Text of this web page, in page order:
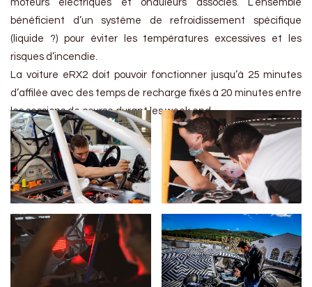
moteurs électriques et onduleurs associés. L’ensemble
bénéficient d’un système de refroidissement spécifique
(liquide ?) pour éviter les températures excessives et les
risques d’incendie.
La voiture eRX2 doit pouvoir fonctionner jusqu’à 25 minutes
d’affilée avec des temps de recharge fixés à 20 minutes entre
les sessions de course durant les week end.